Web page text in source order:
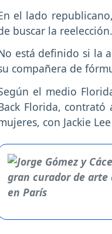
el lado
buscar la reelección.
está definido si la
compañera de
el medio
Florida,
con Jackie